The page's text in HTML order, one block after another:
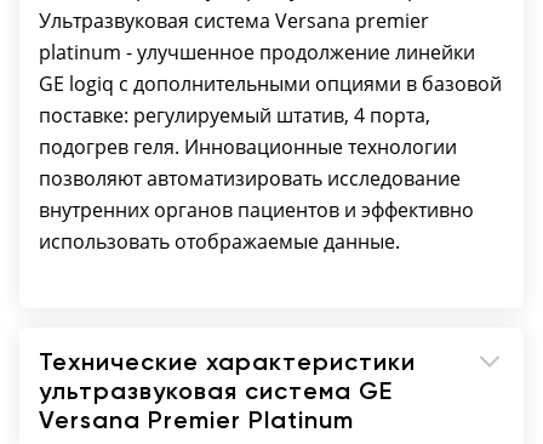
Auto Bladder - программа автоматического
измерения размеров и объема мочевого
пузыря;
SonoBiometry - автоматическое определение
четырех основных параметров плода;
ScanCoach - программа обучения базовым
навыкам сканирования;
Scan Assistant - программа для
на аппарате с практическими советами и
ответами на часто возникающие вопрос;
Создание базы данных пациентов,
Ультразвуковая система Versana premier
platinum - улучшенное продолжение линейки
GE logiq с дополнительными опциями в базовой
поставке: регулируемый штатив, 4 порта,
подогрев геля. Инновационные технологии
позволяют автоматизировать исследование
внутренних органов пациентов и эффективно
использовать отображаемые данные.
Технические характеристики
ультразвуковая система GE
Versana Premier Platinum